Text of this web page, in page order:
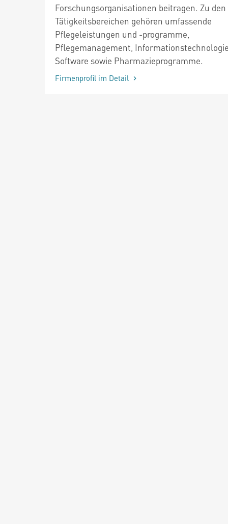
Forschungsorganisationen beitragen. Zu den
Tätigkeitsbereichen gehören umfassende
Pflegeleistungen und -programme,
Pflegemanagement,
Software sowie Pharmazieprogramme.
Firmenprofil im Detail